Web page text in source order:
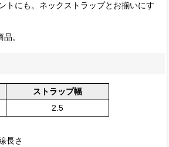
トにも。ネックストラップとお揃いにす
。
ストラップ幅
2.5
長さ